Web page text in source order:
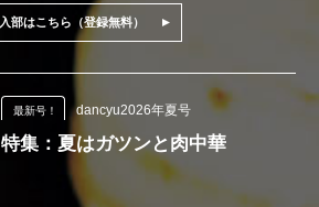
入部はこちら（登録無料）
最新号！ dancyu2026年夏号
特集：夏はガツンと肉中華